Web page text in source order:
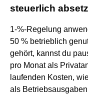
steuerlich
1-%-Regelung
50 % betrieblich
gehört, kannst du
pro Monat als
laufenden Kosten,
als